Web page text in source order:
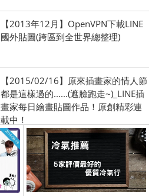
【2013年12月】OpenVPN下載LINE
國外貼圖(跨區到全世界總整理)
【2015/02/16】原來插畫家的情人節
都是這樣過的......(遮臉跑走~)_LINE插
畫家每日繪畫貼圖作品！原創精彩連
載中！